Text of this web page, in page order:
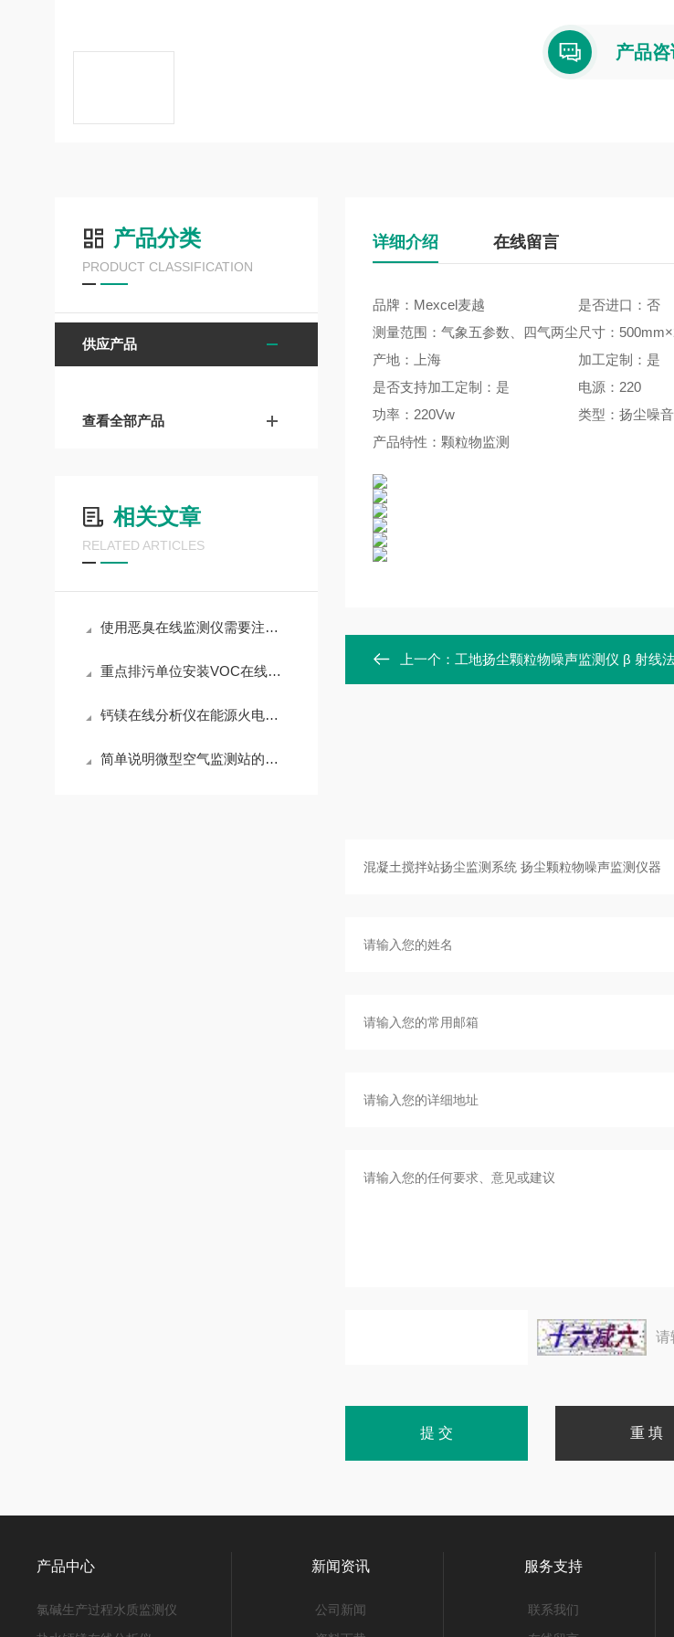
产品咨
产品分类
PRODUCT CLASSIFICATION
供应产品
查看全部产品
相关文章
RELATED ARTICLES
使用恶臭在线监测仪需要注意哪些
重点排污单位安装VOC在线监测设备监控等问题
钙镁在线分析仪在能源火电行业（锅炉给水处理）的作用
简单说明微型空气监测站的主要功能及性能特点
详细介绍 在线留言
品牌：Mexcel麦越 是否进口：否
测量范围：气象五参数、四气两尘尺寸：
产地：上海
加工定制：是
是否支持加工定制：是
电源：220
功率：220Vw
类型：扬尘噪
产品特性：颗粒物监测
上一个： 工地扬尘颗粒物噪声监测仪 β 射线法自动化测
请
产品中心
氯碱生产过程水质监测仪
新闻资讯
公司新闻
服务支持
联系我们